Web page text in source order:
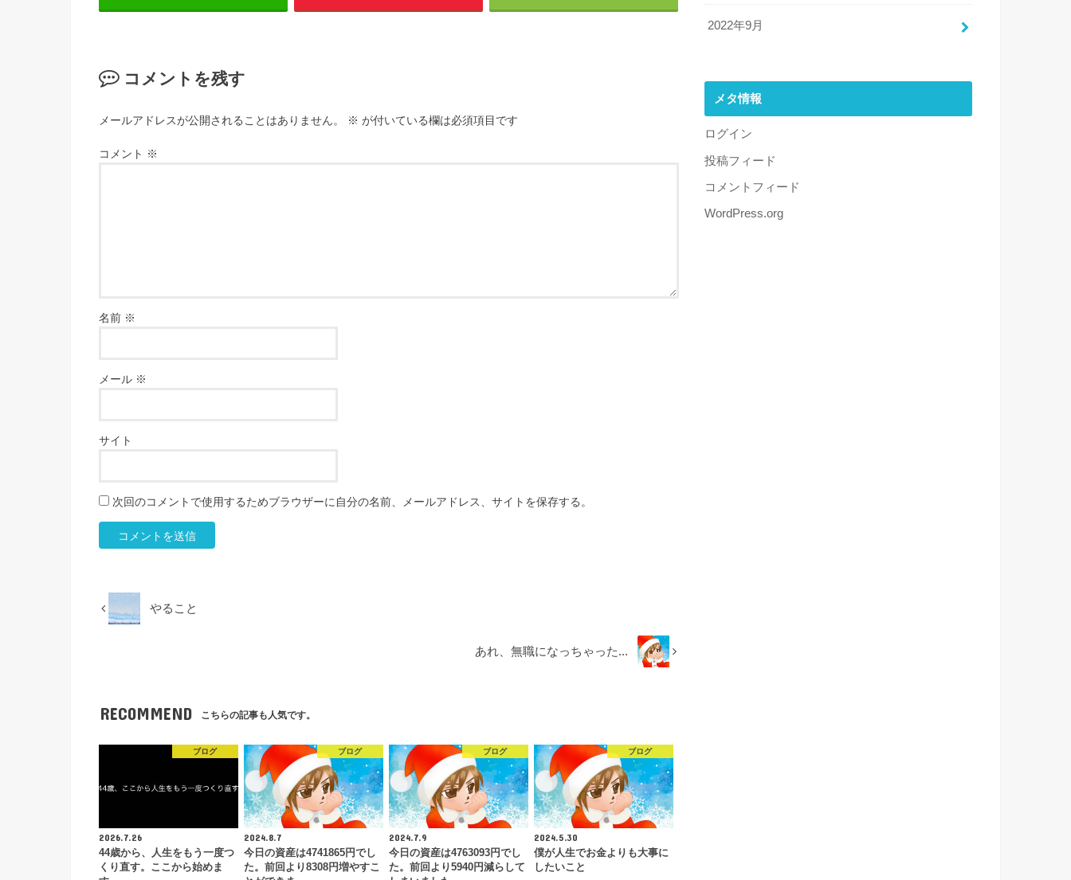
コメントを残す
メールアドレスが公開されることはありません。 ※ が付いている欄は必須項目です
コメント ※
名前 ※
メール ※
サイト
次回のコメントで使用するためブラウザーに自分の名前、メールアドレス、サイトを保存する。
やること
あれ、無職になっちゃった...
RECOMMEND こちらの記事も人気です。
ブログ
2026.7.26
44歳から、人生をもう一度つ
くり直す。ここから始めま
ブログ
2024.8.7
今日の資産は4741865円でし
た。前回より8308円増やすこ
ブログ
2024.7.9
今日の資産は4763093円でし
た。前回より5940円減らして
ブログ
2024.5.30
僕が人生でお金よりも大事に
したいこと
2022年9月
メタ情報
ログイン
投稿フィード
コメントフィード
WordPress.org